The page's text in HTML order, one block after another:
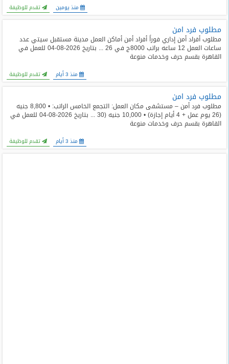
منذ يومين تقدم للوظيفة
مطلوب فرد امن
مطلوب أفراد أمن إداري فوراً أفراد أمن أماكن العمل مدينة مستقبل سيتي عدد
ساعات العمل 12 ساعه براتب 8000ج في 26 ... بتاريخ 2026-08-04 للعمل في
القاهرة بقسم حرف وخدمات منوعة
منذ 3 أيام تقدم للوظيفة
مطلوب فرد امن
مطلوب فرد أمن – مستشفى مكان العمل: التجمع الخامس الراتب: • 8,800 جنيه
(26 يوم عمل + 4 أيام إجازة) • 10,000 جنيه (30 ... بتاريخ 2026-08-04 للعمل في
القاهرة بقسم حرف وخدمات منوعة
منذ 3 أيام تقدم للوظيفة